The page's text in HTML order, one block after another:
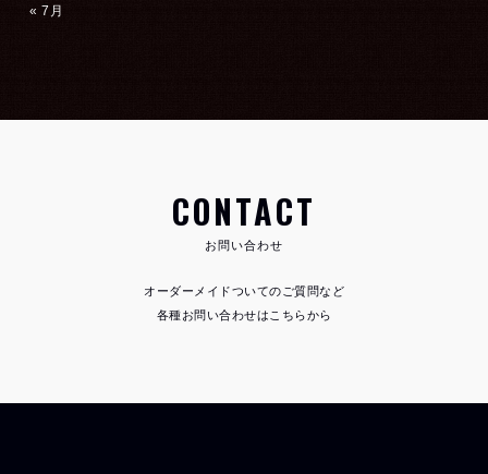
« 7月
CONTACT
お問い合わせ
オーダーメイドついてのご質問など
各種お問い合わせはこちらから